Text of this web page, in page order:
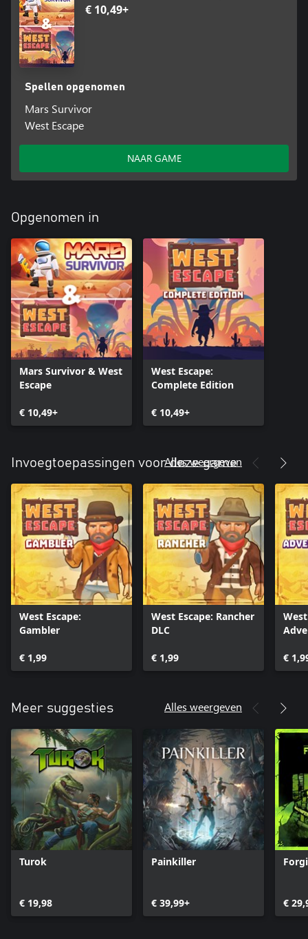
€ 10,49+
Spellen opgenomen
Mars Survivor
West Escape
NAAR GAME
Opgenomen in
Mars Survivor & West
Escape
€ 10,49+
West Escape:
Complete Edition
€ 10,49+
Invoegtoepassingen voor deze game
Alles weergeven
West Escape:
Gambler
€ 1,99
West Escape: Rancher
DLC
€ 1,99 €
Meer suggesties Alles weergeven
Turok
€ 19,98
Painkiller
€ 39,99+ €